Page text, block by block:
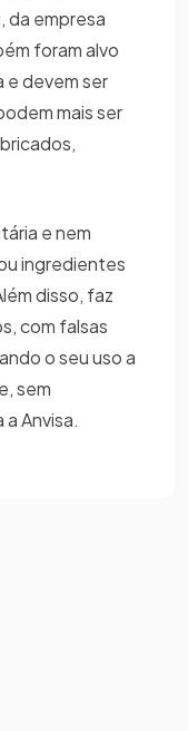
da empresa
foram alvo
e devem ser
mais ser
e nem
ingredientes
disso, faz
com falsas
o seu uso a
sem
Anvisa.